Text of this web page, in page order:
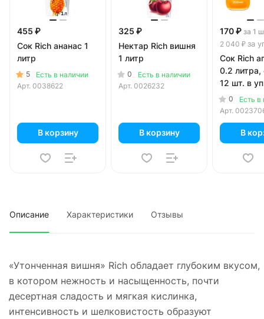
455 ₽
Сок Rich ананас 1
литр
5
Есть в наличии
Арт. 0038622
В корзину
325 ₽
Нектар Rich вишня
1 литр
0
Есть в наличии
Арт. 0026232
В корзину
170 ₽ за 1
2 040 ₽ за
Сок Rich
0.2 литра,
12 шт. в
0
Есть в
Арт.
В
Описание Характеристики Отзывы
«Утонченная вишня» Rich обладает глубоким вкусом,
в котором нежность и насыщенность, почти
десертная сладость и мягкая кислинка,
интенсивность и шелковистость образуют